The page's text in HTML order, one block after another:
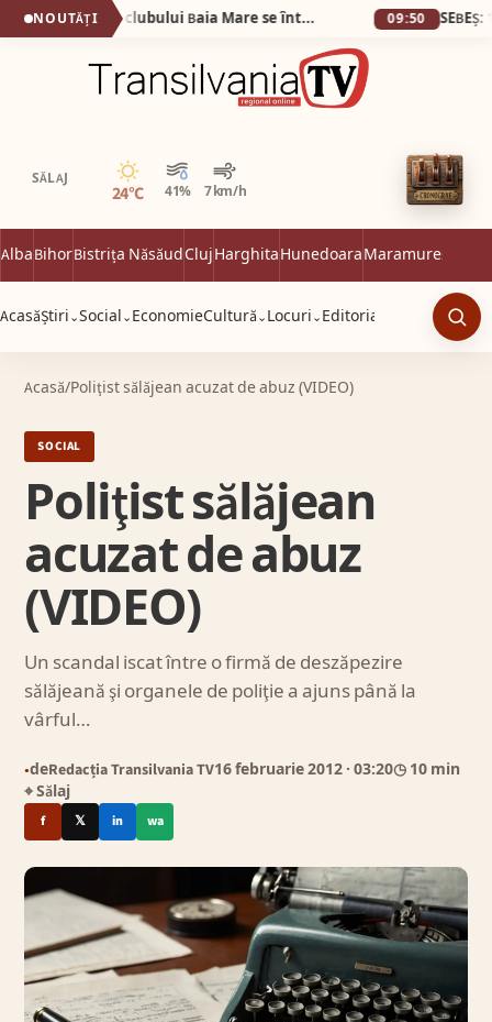
NOUTĂȚI (VIDEO) Veteranii Aeroclubului Baia Mare se întâlnesc sâmbătă 6 iunie 09:50
SĂLAJ
24°C 41% 7 km/h
Senin
AlbaBihorBistrița NăsăudClujHarghitaHunedoaraMaramureș
AcasăȘtiri ⌄Social ⌄ EconomieCultură ⌄ Locuri ⌄ Editorial
Acasă/Poliţist sălăjean acuzat de abuz (VIDEO)
SOCIAL
Poliţist sălăjean
acuzat de abuz
(VIDEO)
Un scandal iscat între o firmă de deszăpezire
sălăjeană şi organele de poliţie a ajuns până la
vârful…
●deRedacția Transilvania TV16 februarie 2012 · 03:20◷ 10 min
⌖ Sălaj
f 𝕏 in wa